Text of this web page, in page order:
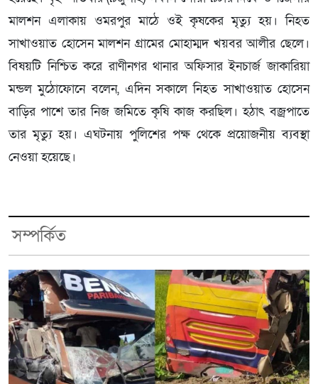
মালশন এলাকায় ওমরপুর মাঠে ওই কৃষকের মৃত্যু হয়। নিহত
সাখাওয়াত হোসেন মালশন গ্রামের মোহাম্মদ খয়বর আলীর ছেলে।
বিষয়টি নিশ্চিত করে রাণীনগর থানার অফিসার ইনচার্জ জাকারিয়া
মন্ডল মুঠোফোনে বলেন, এদিন সকালে নিহত সাখাওয়াত হোসেন
বাড়ির পাশে তার নিজ জমিতে কৃষি কাজ করছিল। হঠাৎ বজ্রপাতে
তার মৃত্যু হয়। এঘটনায় পুলিশের পক্ষ থেকে প্রয়োজনীয় ব্যবস্থা
নেওয়া হয়েছে।
সম্পর্কিত